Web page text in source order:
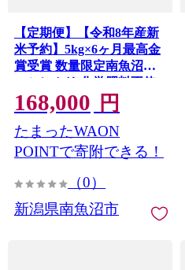
【定期便】【令和8年産新
米予約】5kg×6ヶ月最高金
賞受賞 数量限定南魚沼産
コシヒカリ 化学肥料不使
用・農薬8割減栽培米「こ
まがた家のお米」【2026年
9月下旬より順次発送予
定】
168,000 円
たまったWAON
POINTで寄附できる！
（0）
新潟県南魚沼市